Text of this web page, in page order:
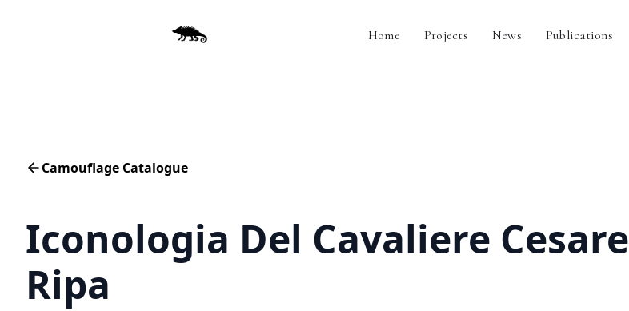
Home Projects News Publications
Camouflage Catalogue
Iconologia Del Cavaliere Cesare
Ripa